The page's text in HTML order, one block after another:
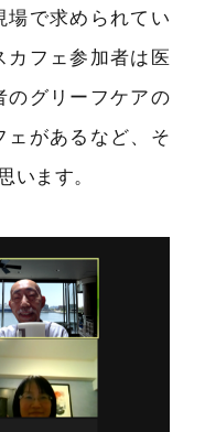
場で求められてい
カフェ参加者は医
のグリーフケアの
ェがあるなど、そ
います。